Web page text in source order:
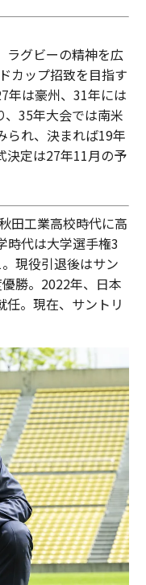
ラグビーの精神を広
カップ招致を目指す
年は豪州、31年には
、35年大会では南米
られ、決まれば19年
決定は27年11月の予
田工業高校時代に高
時代は大学選手権3
現役引退後はサン
勝。2022年、日本
任。現在、サントリ